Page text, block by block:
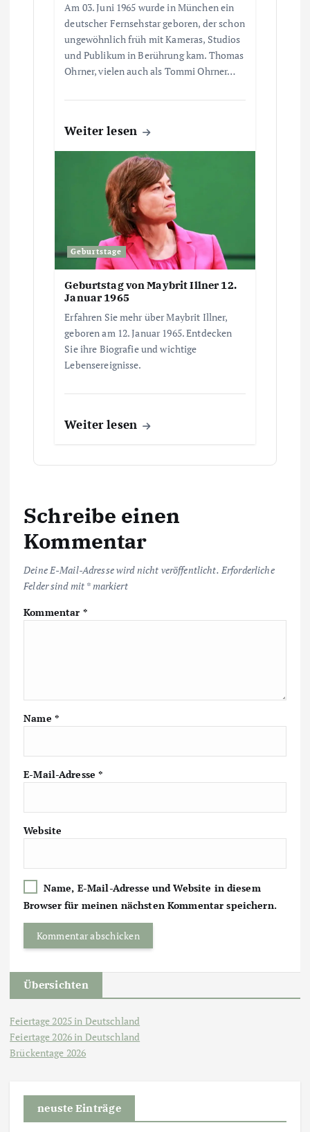
Am 03. Juni 1965 wurde in München ein
deutscher Fernsehstar geboren, der schon
ungewöhnlich früh mit Kameras, Studios
und Publikum in Berührung kam. Thomas
Ohrner, vielen auch als Tommi Ohrner…
Weiter lesen
Geburtstage
Geburtstag von Maybrit Illner 12.
Januar 1965
Erfahren Sie mehr über Maybrit Illner,
geboren am 12. Januar 1965. Entdecken
Sie ihre Biografie und wichtige
Lebensereignisse.
Weiter lesen
Schreibe einen
Kommentar
Deine E-Mail-Adresse wird nicht veröffentlicht. Erforderliche
Felder sind mit *markiert
Kommentar *
Name *
E-Mail-Adresse*
Website
Name, E-Mail-Adresse und Website in diesem
Browser für meinen nächsten Kommentar speichern.
Übersichten
Feiertage 2025 in Deutschland
Feiertage 2026 in Deutschland
Brückentage 2026
neuste Einträge